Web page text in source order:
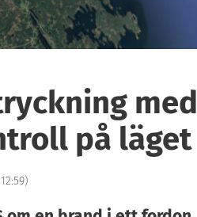
med
på läget